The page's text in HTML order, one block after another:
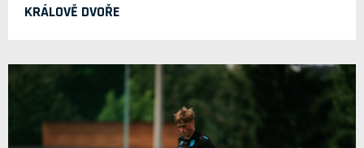
KRÁLOVĚ DVOŘE